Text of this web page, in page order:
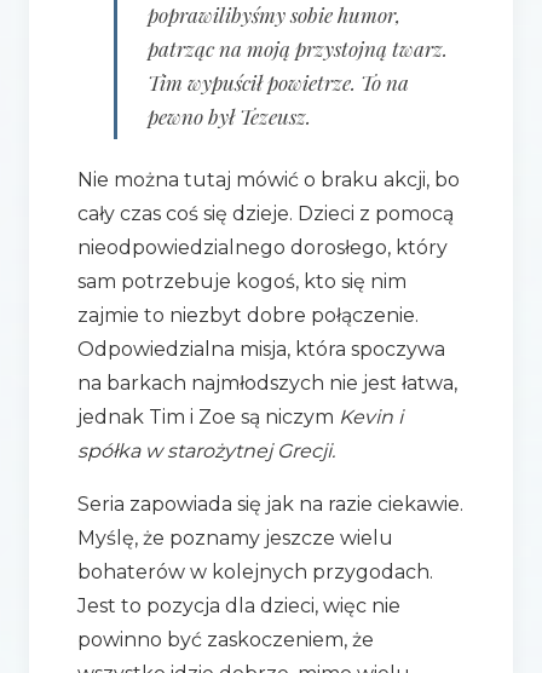
poprawilibyśmy sobie humor,
patrząc na moją przystojną twarz.
Tim wypuścił powietrze. To na
pewno był Tezeusz.
Nie można tutaj mówić o braku akcji, bo
cały czas coś się dzieje. Dzieci z pomocą
nieodpowiedzialnego dorosłego, który
sam potrzebuje kogoś, kto się nim
zajmie to niezbyt dobre połączenie.
Odpowiedzialna misja, która spoczywa
na barkach najmłodszych nie jest łatwa,
jednak Tim i Zoe są niczym Kevin i
spółka w starożytnej Grecji.
Seria zapowiada się jak na razie ciekawie.
Myślę, że poznamy jeszcze wielu
bohaterów w kolejnych przygodach.
Jest to pozycja dla dzieci, więc nie
powinno być zaskoczeniem, że